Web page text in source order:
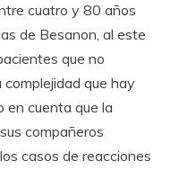
cuatro y 80 años
de Besanon, al este
que no
que hay
en cuenta que la
compañeros
casos de reacciones